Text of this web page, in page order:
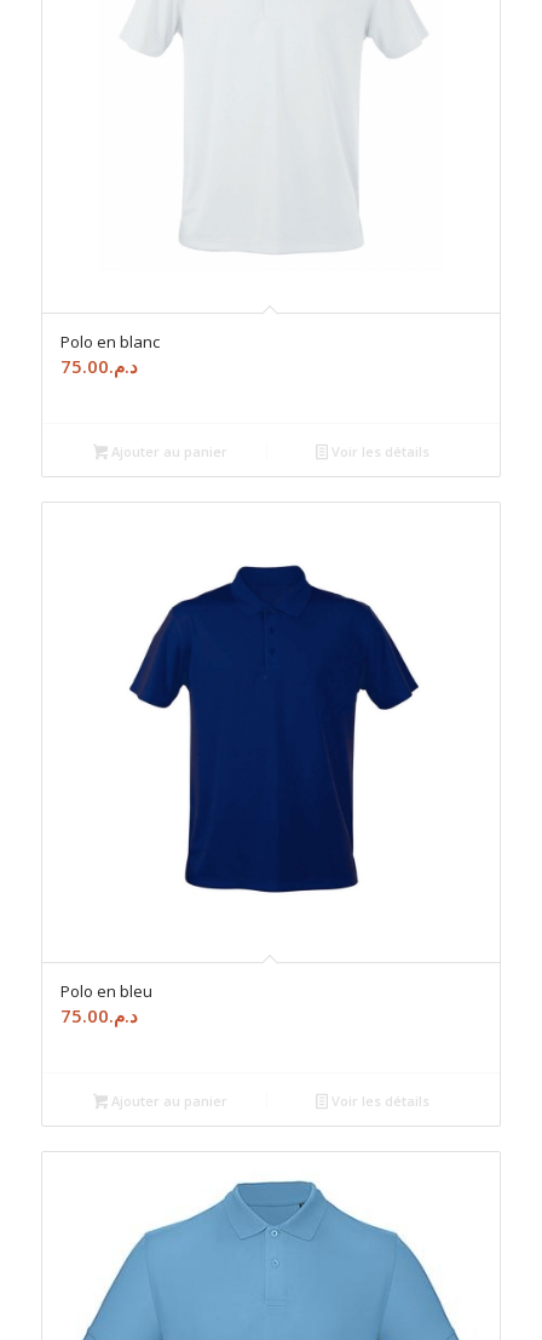
Polo en blanc
د.م.75.00
Ajouter au panier Voir les détails
Polo en bleu
د.م.75.00
Ajouter au panier Voir les détails